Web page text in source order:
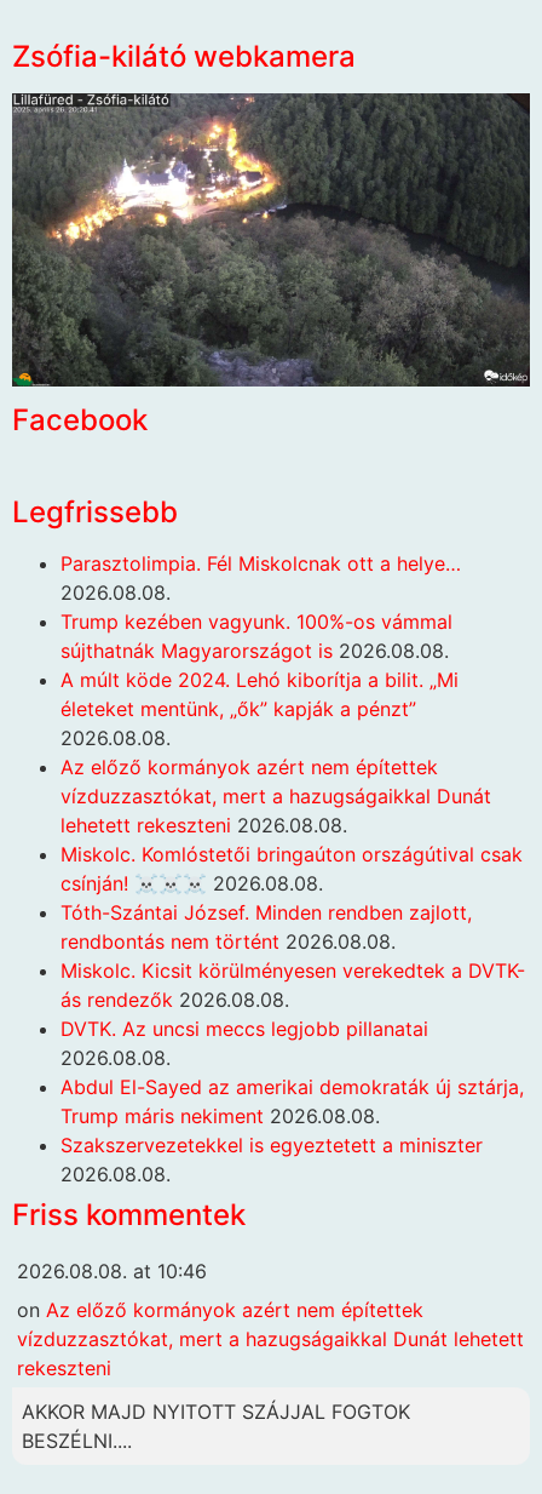
Zsófia-kilátó webkamera
Facebook
Legfrissebb
Parasztolimpia. Fél Miskolcnak ott a helye…
2026.08.08.
Trump kezében vagyunk. 100%-os vámmal
sújthatnák Magyarországot is 2026.08.08.
A múlt köde 2024. Lehó kiborítja a bilit. „Mi
életeket mentünk, „ők” kapják a pénzt”
2026.08.08.
Az előző kormányok azért nem építettek
vízduzzasztókat, mert a hazugságaikkal Dunát
lehetett rekeszteni 2026.08.08.
Miskolc. Komlóstetői bringaúton országútival csak
csínján! ☠️☠️☠️ 2026.08.08.
Tóth-Szántai József. Minden rendben zajlott,
rendbontás nem történt 2026.08.08.
Miskolc. Kicsit körülményesen verekedtek a DVTK-
ás rendezők 2026.08.08.
DVTK. Az uncsi meccs legjobb pillanatai
2026.08.08.
Abdul El-Sayed az amerikai demokraták új sztárja,
Trump máris nekiment 2026.08.08.
Szakszervezetekkel is egyeztetett a miniszter
2026.08.08.
Friss kommentek
2026.08.08. at 10:46
on Az előző kormányok azért nem építettek
vízduzzasztókat, mert a hazugságaikkal Dunát lehetett
rekeszteni
AKKOR MAJD NYITOTT SZÁJJAL FOGTOK
BESZÉLNI....